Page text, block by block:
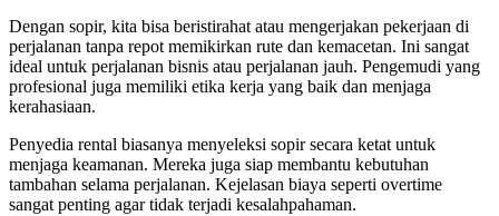
Dengan sopir, kita bisa beristirahat atau mengerjakan pekerjaan di
perjalanan tanpa repot memikirkan rute dan kemacetan. Ini sangat
ideal untuk perjalanan bisnis atau perjalanan jauh. Pengemudi yang
profesional juga memiliki etika kerja yang baik dan menjaga
kerahasiaan.
Penyedia rental biasanya menyeleksi sopir secara ketat untuk
menjaga keamanan. Mereka juga siap membantu kebutuhan
tambahan selama perjalanan. Kejelasan biaya seperti overtime
sangat penting agar tidak terjadi kesalahpahaman.